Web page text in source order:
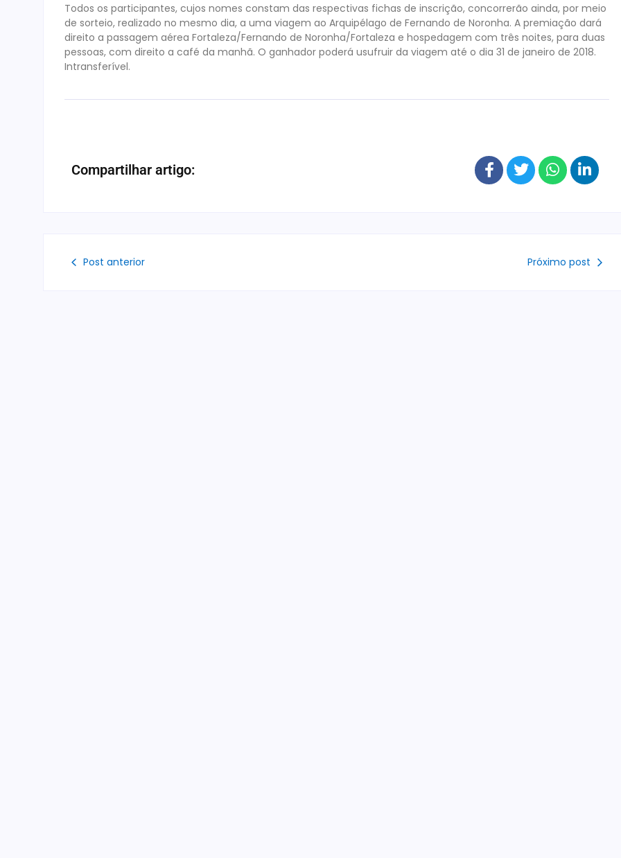
Todos os participantes, cujos nomes constam das respectivas fichas de inscrição, concorrerão ainda, por meio
de sorteio, realizado no mesmo dia, a uma viagem ao Arquipélago de Fernando de Noronha. A premiação dará
direito a passagem aérea Fortaleza/Fernando de Noronha/Fortaleza e hospedagem com três noites, para duas
pessoas, com direito a café da manhã. O ganhador poderá usufruir da viagem até o dia 31 de janeiro de 2018.
Intransferível.
Compartilhar artigo:
Post anterior Próximo post